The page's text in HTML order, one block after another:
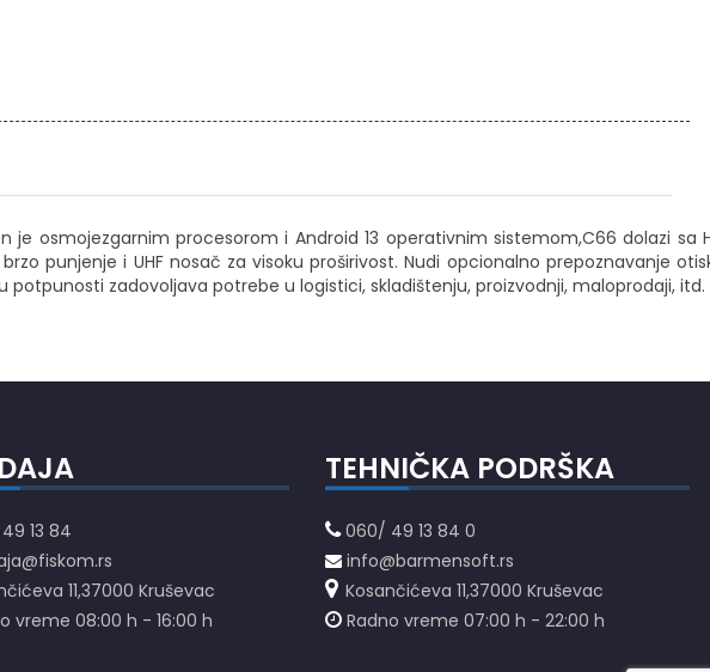
osmojezgarnim procesorom i Android 13 operativnim sistemom,C66 dolazi sa
punjenje i UHF nosač za visoku proširivost. Nudi opcionalno prepoznavanje
zadovoljava potrebe u logistici, skladištenju, proizvodnji, maloprodaji, itd.
13 84
11,37000 Kruševac
vreme 08:00 h - 16:00 h
TEHNIČKA PODRŠKA
060/ 49 13 84 0
info@barmensoft.rs
Kosančićeva 11,37000 Kruševac
Radno vreme 07:00 h - 22:00 h